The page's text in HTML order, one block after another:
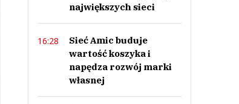
największych sieci
16:28
Sieć Amic buduje
wartość koszyka i
napędza rozwój marki
własnej